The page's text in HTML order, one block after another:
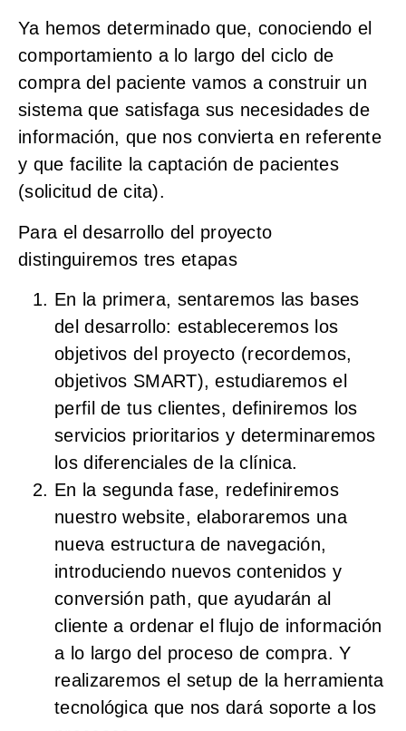
Ya hemos determinado que, conociendo el
comportamiento a lo largo del ciclo de
compra del paciente vamos a construir un
sistema que satisfaga sus necesidades de
información, que nos convierta en referente
y que facilite la captación de pacientes
(solicitud de cita).
Para el desarrollo del proyecto
distinguiremos tres etapas
En la primera, sentaremos las bases
del desarrollo: estableceremos los
objetivos del proyecto (recordemos,
objetivos SMART), estudiaremos el
perfil de tus clientes, definiremos los
servicios prioritarios y determinaremos
los diferenciales de la clínica.
En la segunda fase, redefiniremos
nuestro website, elaboraremos una
nueva estructura de navegación,
introduciendo nuevos contenidos y
conversión path, que ayudarán al
cliente a ordenar el flujo de información
a lo largo del proceso de compra. Y
realizaremos el setup de la herramienta
tecnológica que nos dará soporte a los